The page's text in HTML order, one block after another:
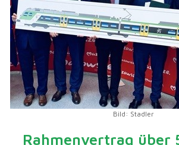
Bild: Stadler
Rahmenvertrag über